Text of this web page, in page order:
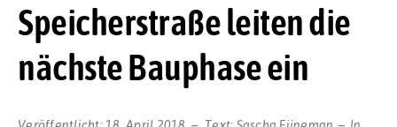
Speicherstraße leiten die
nächste Bauphase ein